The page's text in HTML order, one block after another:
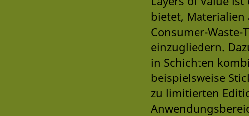
bietet, Materialien
Consumer-
einzugliedern.
in Schichten
beispielsweise
zu limitierten